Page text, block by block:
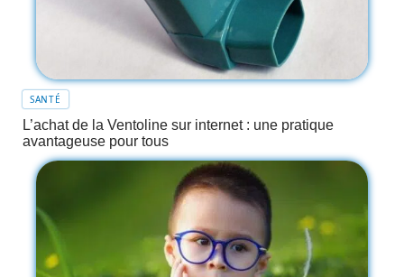
SANTÉ
L’achat de la Ventoline sur internet : une pratique
avantageuse pour tous